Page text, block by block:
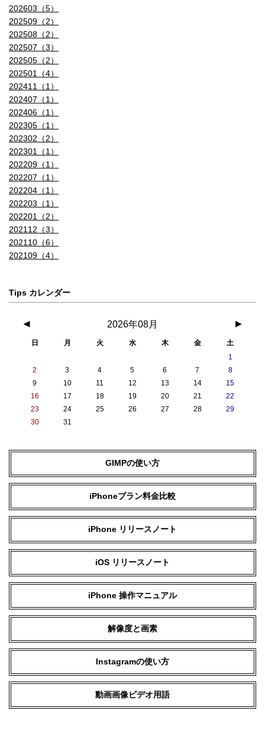
202603（5）
202509（2）
202508（2）
202507（3）
202505（2）
202501（4）
202411（1）
202407（1）
202406（1）
202305（1）
202302（2）
202301（1）
202209（1）
202207（1）
202204（1）
202203（1）
202201（2）
202112（3）
202110（6）
202109（4）
Tips カレンダー
2026年08月
◀ ▶
日 月 火 水 木 金
土
1
2
3 4 5 6 7
8
9
10 11 12 13 14
15
16
17 18 19 20 21
22
23
24 25 26 27 28
29
30
31
GIMPの使い方
iPhoneプラン料金比較
iPhone リリースノート
iOS リリースノート
iPhone 操作マニュアル
解像度と画素
Instagramの使い方
動画画像ビデオ用語